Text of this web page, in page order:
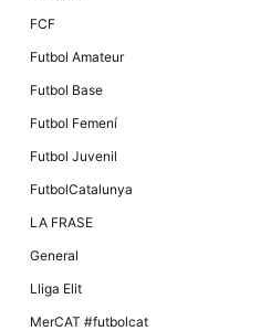
FCF
Futbol Amateur
Futbol Base
Futbol Femení
Futbol Juvenil
FutbolCatalunya
LA FRASE
General
Lliga Elit
MerCAT #futbolcat